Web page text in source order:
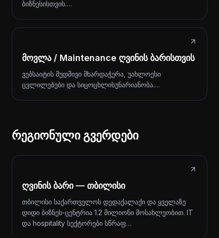
ბიზნესისთვის.…
მოვლა / Maintenance ღვინის ბარისთვის
ვებსაიტის მუდმივი მხარდაჭერა, უახლოესი
ცვლილებები და სიცოცხლისუნარიანობა.…
რეგიონული გვერდები
ღვინის ბარი — თბილისი
თბილისი საქართველოს დედაქალაქი და ყველაზე
დიდი ბიზნეს-ცენტრია 1.2 მილიონი მოსახლეობით. IT
და hospitality სექტორები სწრაფ…